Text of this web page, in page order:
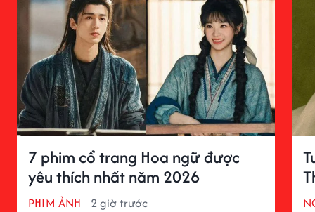
7 phim cổ trang Hoa ngữ được
yêu thích nhất năm 2026
PHIM ẢNH 2 giờ trước